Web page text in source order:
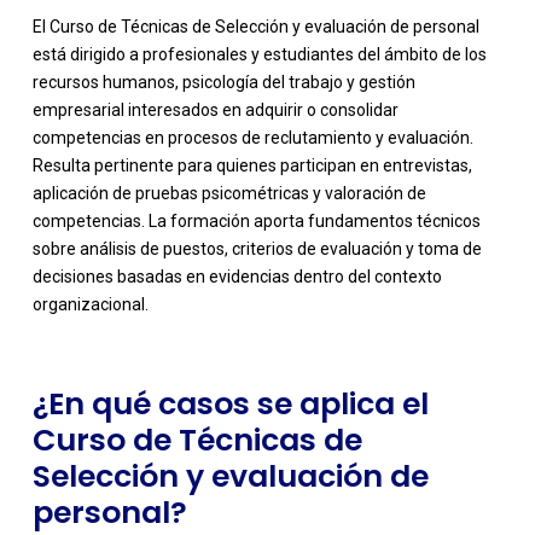
El Curso de Técnicas de Selección y evaluación de personal
está dirigido a profesionales y estudiantes del ámbito de los
recursos humanos, psicología del trabajo y gestión
empresarial interesados en adquirir o consolidar
competencias en procesos de reclutamiento y evaluación.
Resulta pertinente para quienes participan en entrevistas,
aplicación de pruebas psicométricas y valoración de
competencias. La formación aporta fundamentos técnicos
sobre análisis de puestos, criterios de evaluación y toma de
decisiones basadas en evidencias dentro del contexto
organizacional.
-
¿En qué casos se aplica el
Curso de Técnicas de
Selección y evaluación de
personal?